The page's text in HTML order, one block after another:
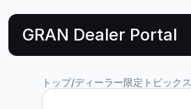
GRAN Dealer Portal
トップ/ディーラー限定トピックス